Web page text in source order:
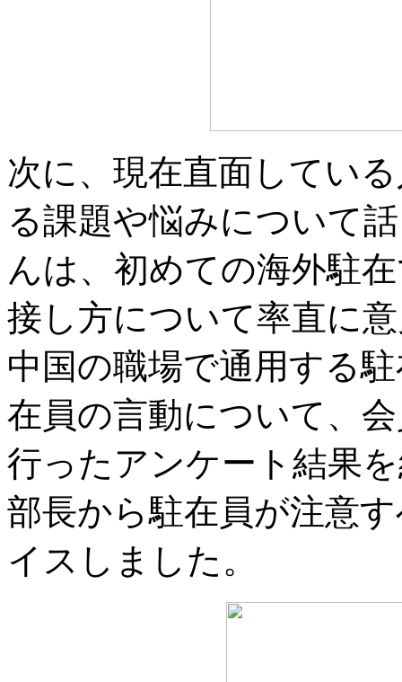
次に、現在直面してい
る課題や悩みについて
んは、初めての海外駐
接し方について率直に
中国の職場で通用する
在員の言動について、
行ったアンケート結果
部長から駐在員が注意
イスしました。